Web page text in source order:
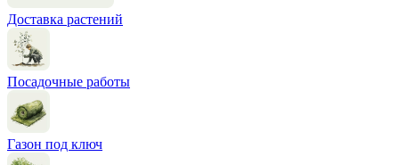
Доставка растений
Посадочные работы
Газон под ключ